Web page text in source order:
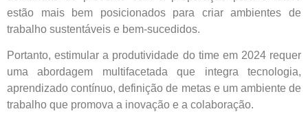
estão mais bem posicionados para criar ambientes de
trabalho sustentáveis e bem-sucedidos.
Portanto, estimular a produtividade do time em 2024 requer
uma abordagem multifacetada que integra tecnologia,
aprendizado contínuo, definição de metas e um ambiente de
trabalho que promova a inovação e a colaboração.